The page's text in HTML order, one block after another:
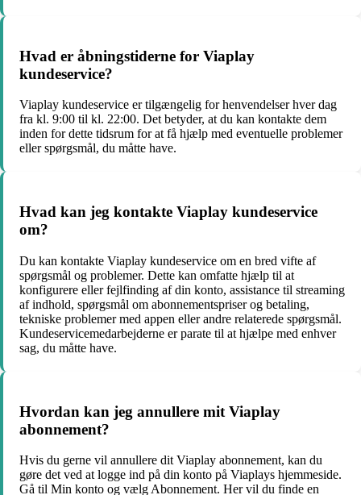
Hvad er åbningstiderne for Viaplay
kundeservice?
Viaplay kundeservice er tilgængelig for henvendelser hver dag
fra kl. 9:00 til kl. 22:00. Det betyder, at du kan kontakte dem
inden for dette tidsrum for at få hjælp med eventuelle problemer
eller spørgsmål, du måtte have.
Hvad kan jeg kontakte Viaplay kundeservice
om?
Du kan kontakte Viaplay kundeservice om en bred vifte af
spørgsmål og problemer. Dette kan omfatte hjælp til at
konfigurere eller fejlfinding af din konto, assistance til streaming
af indhold, spørgsmål om abonnementspriser og betaling,
tekniske problemer med appen eller andre relaterede spørgsmål.
Kundeservicemedarbejderne er parate til at hjælpe med enhver
sag, du måtte have.
Hvordan kan jeg annullere mit Viaplay
abonnement?
Hvis du gerne vil annullere dit Viaplay abonnement, kan du
gøre det ved at logge ind på din konto på Viaplays hjemmeside.
Gå til Min konto og vælg Abonnement. Her vil du finde en